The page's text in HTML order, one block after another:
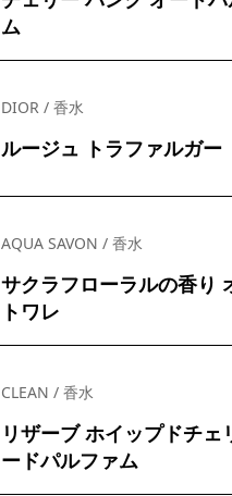
ム
DIOR / 香水
ルージュ トラファルガー
AQUA SAVON / 香水
サクラフローラルの香り
トワレ
CLEAN / 香水
リザーブ ホイップドチェ
ードパルファム